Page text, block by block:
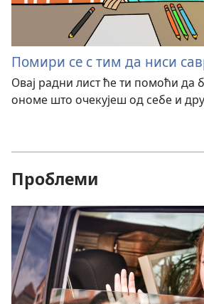
Помири се с тим да ниси
Овај радни лист ће ти помоћи да
ономе што очекујеш од себе и
Проблеми